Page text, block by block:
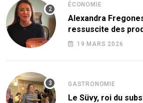
ÉCONOMIE
Alexandra
ressuscite des
par le sucre ! »
19 MARS 2026
GASTRONOMIE
Le Süvy, roi du